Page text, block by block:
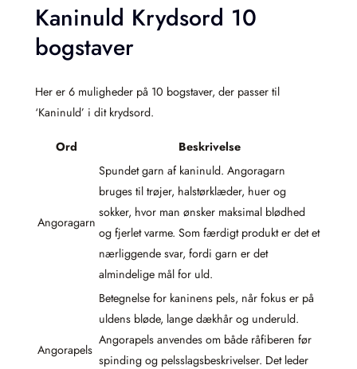
Kaninuld Krydsord 10
bogstaver
Her er 6 muligheder på 10 bogstaver, der passer til
‘Kaninuld’ i dit krydsord.
Ord Beskrivelse
Angoragarn
Spundet garn af kaninuld. Angoragarn
bruges til trøjer, halstørklæder, huer og
sokker, hvor man ønsker maksimal blødhed
og fjerlet varme. Som færdigt produkt er det et
nærliggende svar, fordi garn er det
almindelige mål for uld.
Angorapels
Betegnelse for kaninens pels, når fokus er på
uldens bløde, lange dækhår og underuld.
Angorapels anvendes om både råfiberen før
spinding og pelsslagsbeskrivelser. Det leder